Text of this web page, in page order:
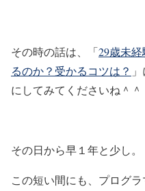
その時の話は、「29歳未
るのか？受かるコツは？
にしてみてくださいね＾＾
その日から早１年と少し。
この短い間にも、プログ